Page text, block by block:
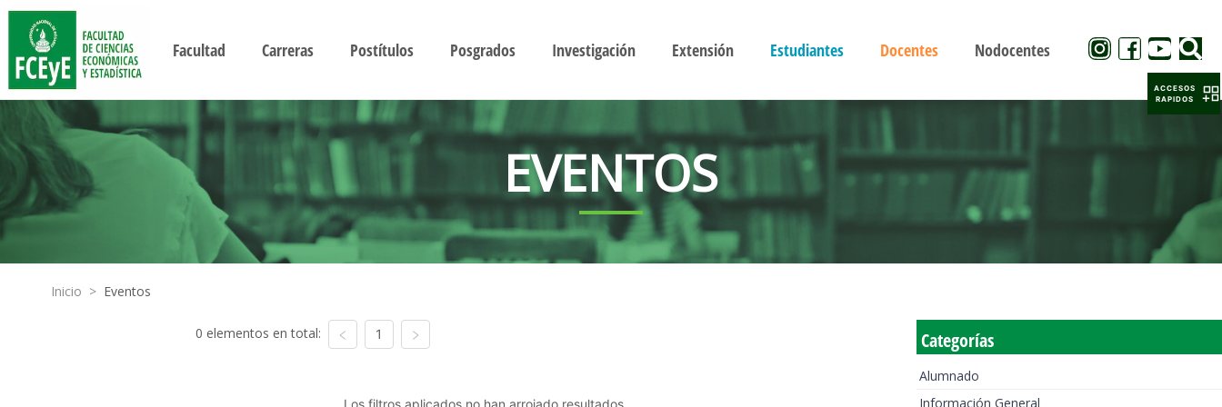
Facultad Carreras Postítulos Posgrados Investigación Extensión Estudiantes Docentes Nodocentes
EVENTOS
Inicio > Eventos
0 elementos en total: 1
Los filtros aplicados no han arrojado resultados
Categorías
Alumnado
Información General
ACCESOS
RAPIDOS